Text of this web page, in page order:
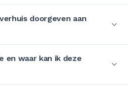
doorgeven aan
en waar kan ik deze